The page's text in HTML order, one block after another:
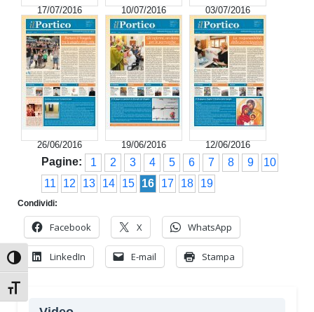
Attiva/disattiva alto contrasto
Attiva/disattiva dimensione testo
17/07/2016 10/07/2016 03/07/2016
26/06/2016 19/06/2016 12/06/2016
Pagine: 1 2 3 4 5 6 7 8 9
10
11
12 13 14 15 16 17 18 19
Condividi:
Facebook X WhatsApp
LinkedIn E-mail Stampa